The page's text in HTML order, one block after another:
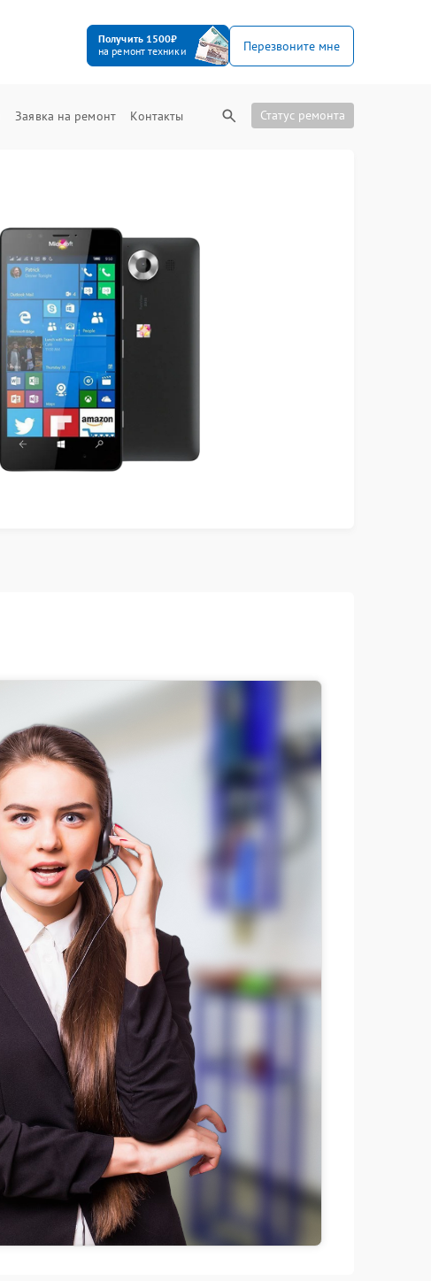
Получить 1500₽
на ремонт техники
Перезвоните мне
Заявка на ремонт Контакты Статус ремонта